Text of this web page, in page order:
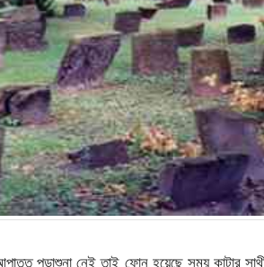
পড়াশুনা নেই তাই ফোন হয়েছে সময় কাটার